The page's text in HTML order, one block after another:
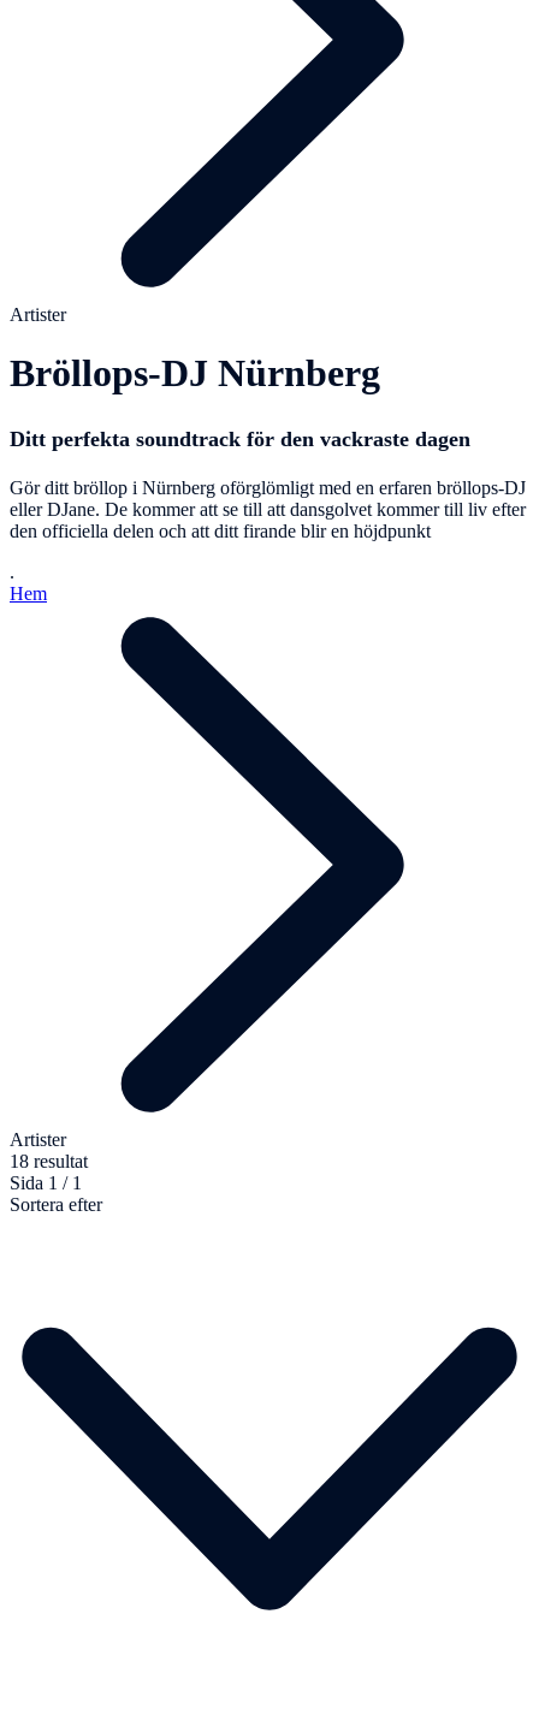
Artister
Bröllops-DJ Nürnberg
Ditt perfekta soundtrack för den vackraste dagen
Gör ditt bröllop i Nürnberg oförglömligt med en erfaren bröllops-DJ
eller DJane. De kommer att se till att dansgolvet kommer till liv efter
den officiella delen och att ditt firande blir en höjdpunkt
.
Hem
Artister
18 resultat
Sida 1 / 1
Sortera efter